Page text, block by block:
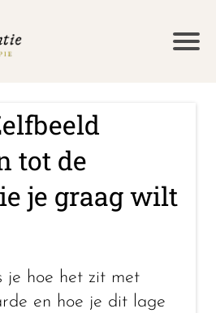
tot de
je graag wilt
je hoe het zit met
en hoe je dit lage